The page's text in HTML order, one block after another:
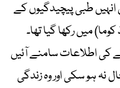
مطابق مئی 2026 میں انہیں طبی پیچیدگیوں کے
میں رکھا گیا تھا۔
کی اطلاعات سامنے آئیں
ہو سکی اور وہ زندگی